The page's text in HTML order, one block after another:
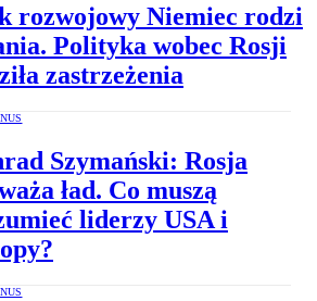
rozwojowy Niemiec rodzi
Polityka wobec Rosji
zastrzeżenia
Szymański: Rosja
ład. Co muszą
liderzy USA i